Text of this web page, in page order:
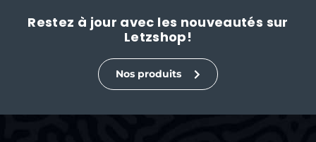
Restez à jour avec les nouveautés sur
Letzshop!
Nos produits